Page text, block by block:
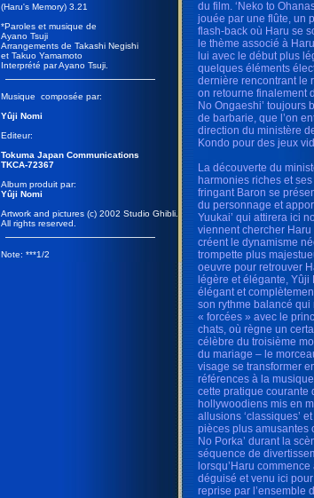
(Haru's Memory) 3.21
*Paroles et musique de
Ayano Tsuji
Arrangements de Takashi Negishi
et Takuo Yamamoto
Interprété par Ayano Tsuji.
Musique composée par:
Yûji Nomi
Editeur:
Tokuma Japan Communications
TKCA-72367
Album produit par:
Yûji Nomi
Artwork and pictures (c) 2002 Studio Ghibli.
All rights reserved.
Note: ***1/2
du film. ‘Neko to
jouée par une flûte, un
flash-back où Haru se
le thème associé à
lui avec le début plus
quelques éléments
dernière rencontrant le
on retourne finalement
No Ongaeshi’ toujours
de barbarie, que l’on
direction du ministère
Kondo pour des jeux
La découverte du
harmonies riches et
fringant Baron se
du personnage et
Yuukai’ qui attirera ici
viennent chercher Haru
créent le dynamisme
trompette plus
oeuvre pour retrouver
légère et élégante,
élégant et
son rythme balancé
« forcées » avec le
chats, où règne un
célèbre du troisième
du mariage – le
visage se transformer
références à la
cette pratique courante
hollywoodiens mis en
allusions ‘classiques’
pièces plus amusantes
No Porka’ durant la
séquence de
lorsqu’Haru
déguisé et venu ici
reprise par l’ensemble